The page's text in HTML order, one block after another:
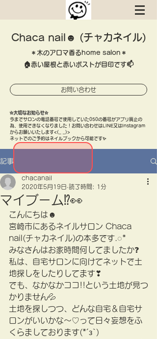
Chaca nail☻ (チャカネイル)
＊木のアロマ香るhome salon＊
​🏠赤い屋根と赤いポストが目印です📫
お問い合わせ
​✫大切なお知らせ✫
​今までサロンの電話番号で使用していた050の番号がアプリ廃止の
為、使用できなくなりました！お問い合わせはLINE又はInstagram
​からお願いいたします<(_ _)>
ネットでのご予約はネイルブックから可能です✨
記事
マイブーム⁉👀
chacanail
2020年5月19日 読了時間: 1分
こんにちは☻
宮崎市にあるネイルサロン Chaca
nail(チャカネイル)の本多です.◌*
みなさんはお家時間何してましたか❓
私は、自宅サロンに向けてネットで土
地探しをしたりしてます❣
でも、なかなかココ!!という土地が見つ
かりません💦
土地を探しつつ、どんな自宅＆自宅サ
ロンがいいかな～♡って日々妄想をふ
くらましております(*´з`)